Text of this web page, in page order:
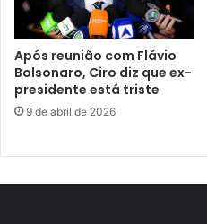
Após reunião com Flávio
Bolsonaro, Ciro diz que ex-
presidente está triste
9 de abril de 2026